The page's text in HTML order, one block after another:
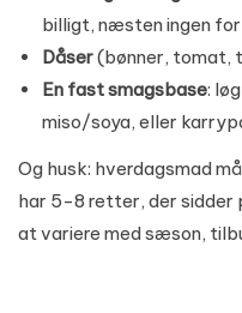
billigt, næsten ingen
Dåser(bønner, tomat,
En fast smagsbase:
miso/soya, eller
Og husk: hverdagsmad
har 5-8 retter, der sidder
at variere med sæson,